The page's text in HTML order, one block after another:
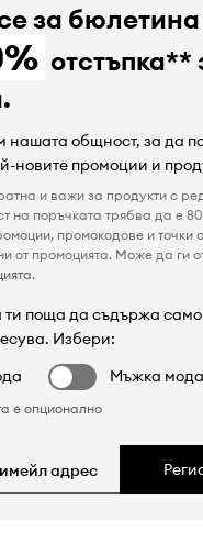
за
отстъпка**
нашата общност, за да
новите промоции и
и важи за продукти с
на поръчката трябва да е
промокодове и точки
от промоцията. Може да ги
.
поща да съдържа само
Избери:
Мъжка мода
е опционално